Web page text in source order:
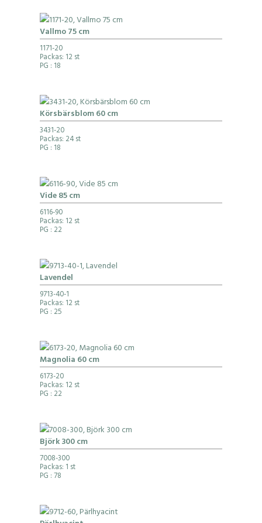
Vallmo 75 cm
1171-20
Packas: 12 st
PG : 18
Körsbärsblom 60 cm
3431-20
Packas: 24 st
PG : 18
Vide 85 cm
6116-90
Packas: 12 st
PG : 22
Lavendel
9713-40-1
Packas: 12 st
PG : 25
Magnolia 60 cm
6173-20
Packas: 12 st
PG : 22
Björk 300 cm
7008-300
Packas: 1 st
PG : 78